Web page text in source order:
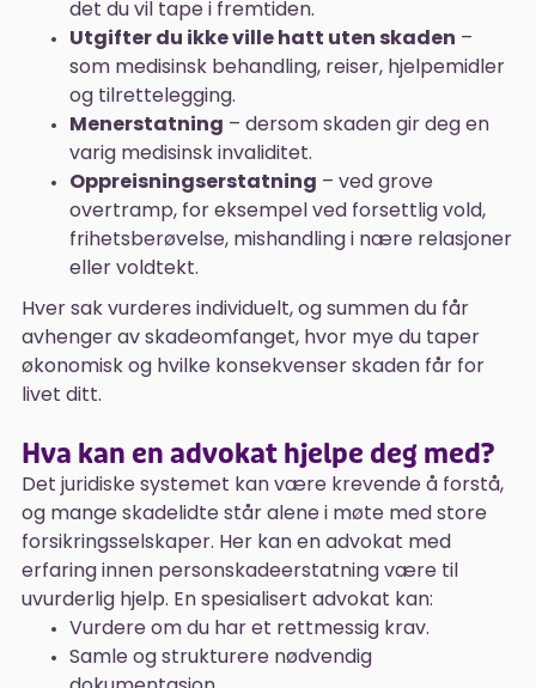
det du vil tape i fremtiden.
Utgifter du ikke ville hatt uten skaden –
som medisinsk behandling, reiser, hjelpemidler
og tilrettelegging.
Menerstatning – dersom skaden gir deg en
varig medisinsk invaliditet.
Oppreisningserstatning – ved grove
overtramp, for eksempel ved forsettlig vold,
frihetsberøvelse, mishandling i nære relasjoner
eller voldtekt.
Hver sak vurderes individuelt, og summen du får
avhenger av skadeomfanget, hvor mye du taper
økonomisk og hvilke konsekvenser skaden får for
livet ditt.
Hva kan en advokat hjelpe deg med?
Det juridiske systemet kan være krevende å forstå,
og mange skadelidte står alene i møte med store
forsikringsselskaper. Her kan en advokat med
erfaring innen personskadeerstatning være til
uvurderlig hjelp. En spesialisert advokat kan:
Vurdere om du har et rettmessig krav.
Samle og strukturere nødvendig